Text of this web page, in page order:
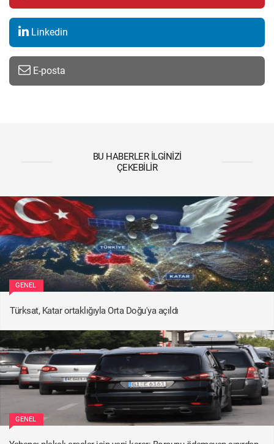
Linkedin
E-posta
BU HABERLER İLGINIZI
ÇEKEBILIR
GENEL
Türksat, Katar ortaklığıyla Orta Doğu'ya açıldı
GENEL